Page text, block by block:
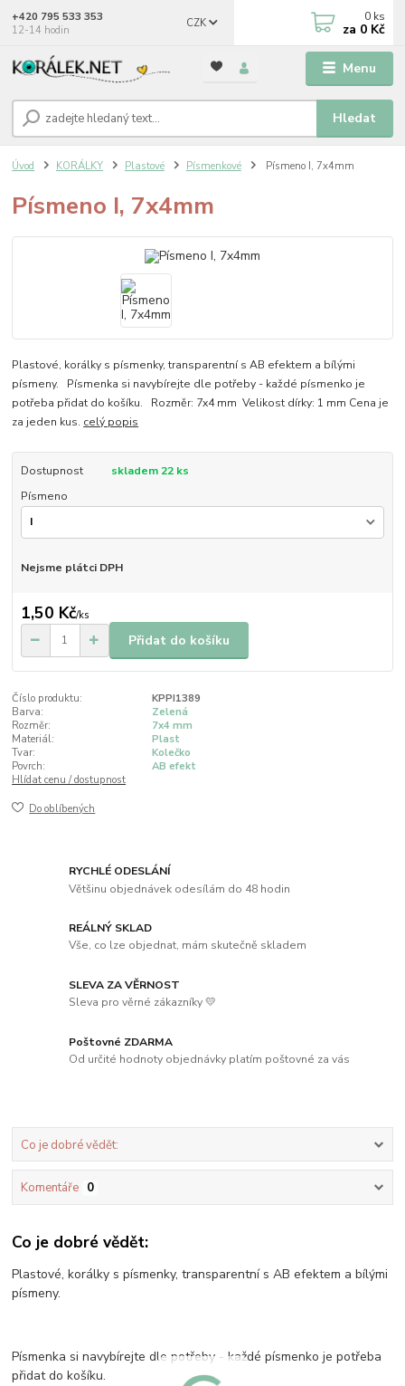
Menu
CZK
Hledat
+420 795 533 353
12-14 hodin
0 ks
za 0 Kč
Úvod KORÁLKY Plastové Písmenkové Písmeno I, 7x4mm
Písmeno I, 7x4mm
Plastové, korálky s písmenky, transparentní s AB efektem a bílými
písmeny. Písmenka si navybírejte dle potřeby - každé písmenko je
potřeba přidat do košíku. Rozměr: 7x4 mm Velikost dírky: 1 mm Cena je
za jeden kus. celý popis
Dostupnost
skladem 22 ks
Písmeno
Nejsme plátci DPH
1,50 Kč/ks
Přidat do košíku
Číslo produktu:
KPPI1389
Barva:
Zelená
Rozměr:
7x4 mm
Materiál:
Plast
Tvar:
Kolečko
Povrch:
AB efekt
Hlídat cenu / dostupnost
Do oblíbených
RYCHLÉ ODESLÁNÍ
Většinu objednávek odesílám do 48 hodin
REÁLNÝ SKLAD
Vše, co lze objednat, mám skutečně skladem
SLEVA ZA VĚRNOST
Sleva pro věrné zákazníky 💛
Poštovné ZDARMA
Od určité hodnoty objednávky platím poštovné za vás
Co je dobré vědět:
Komentáře 0
Co je dobré vědět:
Plastové, korálky s písmenky, transparentní s AB efektem a bílými
písmeny.
Písmenka si navybírejte dle potřeby - každé písmenko je potřeba
přidat do košíku.